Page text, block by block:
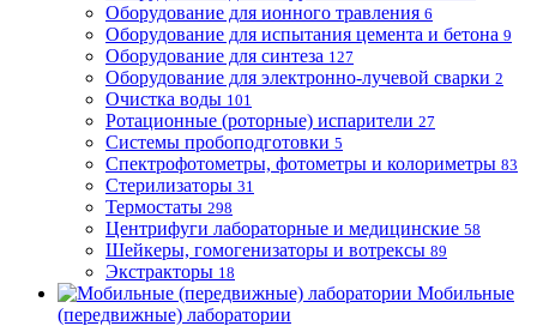
Оборудование для ионного травления 6
Оборудование для испытания цемента и бетона 9
Оборудование для синтеза 127
Оборудование для электронно-лучевой сварки 2
Очистка воды 101
Ротационные (роторные) испарители 27
Системы пробоподготовки 5
Спектрофотометры, фотометры и колориметры 83
Стерилизаторы 31
Термостаты 298
Центрифуги лабораторные и медицинские 58
Шейкеры, гомогенизаторы и вотрексы 89
Экстракторы 18
Мобильные
(передвижные) лаборатории